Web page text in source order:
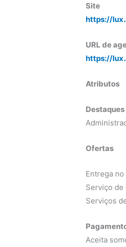
Site
https://
URL de
https://
Atributos
Destaques
Ofertas
Entrega
Serviço de
Serviços
Aceita